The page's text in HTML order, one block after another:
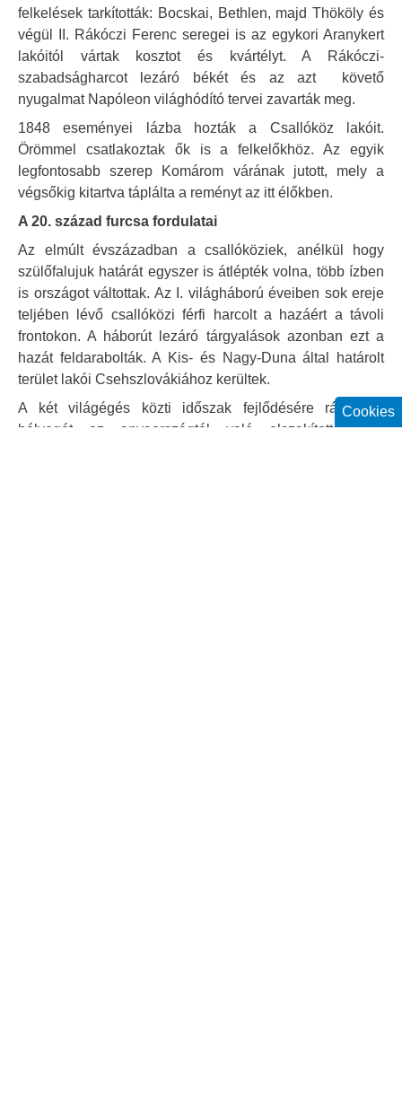
felkelések tarkították: Bocskai, Bethlen, majd Thököly és
végül II. Rákóczi Ferenc seregei is az egykori Aranykert
lakóitól vártak kosztot és kvártélyt. A Rákóczi-
szabadságharcot lezáró békét és az azt követő
nyugalmat Napóleon világhódító tervei zavarták meg.
1848 eseményei lázba hozták a Csallóköz lakóit.
Örömmel csatlakoztak ők is a felkelőkhöz. Az egyik
legfontosabb szerep Komárom várának jutott, mely a
végsőkig kitartva táplálta a reményt az itt élőkben.
A 20. század furcsa fordulatai
Az elmúlt évszázadban a csallóköziek, anélkül hogy
szülőfalujuk határát egyszer is átlépték volna, több ízben
is országot váltottak. Az I. világháború éveiben sok ereje
teljében lévő csallóközi férfi harcolt a hazáért a távoli
frontokon. A háborút lezáró tárgyalások azonban ezt a
hazát feldarabolták. A Kis- és Nagy-Duna által határolt
terület lakói Csehszlovákiához kerültek.
A két világégés közti időszak fejlődésére rányomta
bélyegét az anyaországtól való elszakítottság: a
Cookies